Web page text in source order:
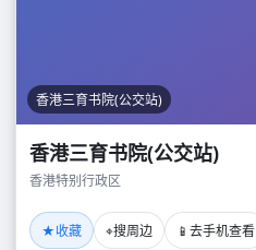
香港三育书院(公交站)
香港三育书院(公交站)
香港特别行政区
★收藏 ⌖搜周边 📱 去手机查看